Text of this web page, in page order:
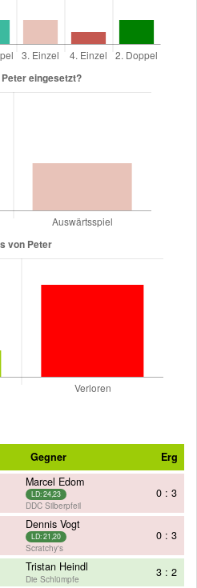
Gegner Erg
Marcel Edom
LD: 24,23
DDC Silberpfeil
0 : 3
Dennis Vogt
LD: 21,20
Scratchy's
0 : 3
Tristan Heindl
Die Schlümpfe 3 : 2